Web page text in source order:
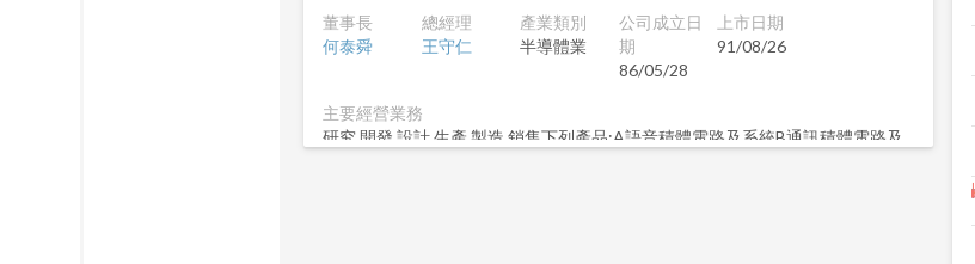
董事長
何泰舜
總經理
王守仁
產業類別
半導體業
公司成立日
期
86/05/28
上市日期
91/08/26
主要經營業務
研究.開發.設計.生產.製造.銷售下列產品:A語音積體電路及系統B通訊積體電路及